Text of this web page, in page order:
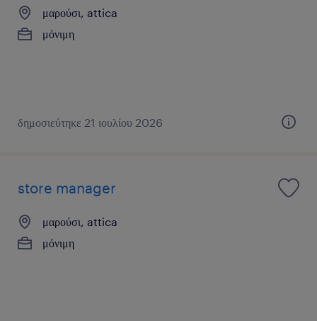
μαρούσι, attica
μόνιμη
δημοσιεύτηκε 21 ιουλίου 2026
store manager
μαρούσι, attica
μόνιμη